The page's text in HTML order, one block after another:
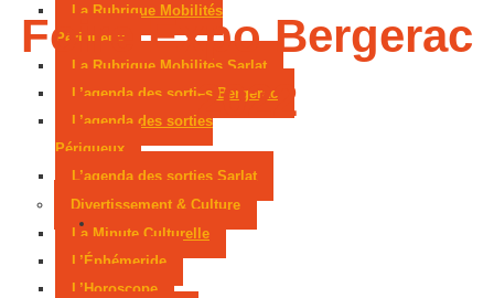
La Rubrique Mobilités
Périgueux
La Rubrique Mobilités Sarlat
L’agenda des sorties Bergerac
L’agenda des sorties
Périgueux
L’agenda des sorties Sarlat
Divertissement & Culture
La Minute Culturelle
L’Éphémeride
L’Horoscope
Foire Expo Bergerac
2022